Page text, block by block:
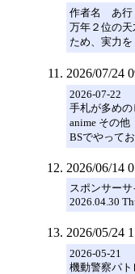
作者名 あ行
万年２位の
ため、実力を
2026/07/24
2026-07-22
手札が多め
anime その他
BSでやってお
2026/06/14
スポンサーサ
2026.04.30
2026/05/24
2026-05-21
機動警察パト